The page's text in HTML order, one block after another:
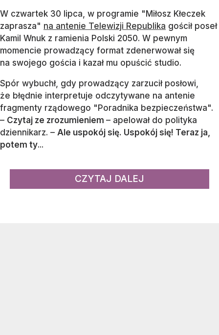
W czwartek 30 lipca, w programie "Miłosz Kłeczek
zaprasza" na antenie Telewizji Republika gościł poseł
Kamil Wnuk z ramienia Polski 2050. W pewnym
momencie prowadzący format zdenerwował się
na swojego gościa i kazał mu opuścić studio.
Spór wybuchł, gdy prowadzący zarzucił posłowi,
że błędnie interpretuje odczytywane na antenie
fragmenty rządowego "Poradnika bezpieczeństwa".
– Czytaj ze zrozumieniem – apelował do polityka
dziennikarz. – Ale uspokój się. Uspokój się! Teraz ja,
potem ty...
CZYTAJ DALEJ